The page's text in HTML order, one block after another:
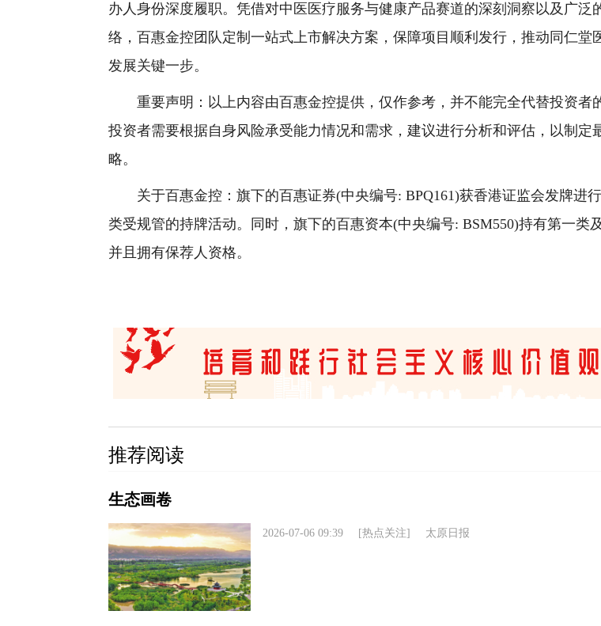
办人身份深度履职。凭借对中医医疗服务与健康产品赛道的深刻洞察以及广泛
络，百惠金控团队定制一站式上市解决方案，保障项目顺利发行，推动同仁堂
发展关键一步。
重要声明：以上内容由百惠金控提供，仅作参考，并不能完全代替投资者
投资者需要根据自身风险承受能力情况和需求，建议进行分析和评估，以制定
略。
关于百惠金控：旗下的百惠证券(中央编号: BPQ161)获香港证监会发牌进
类受规管的持牌活动。同时，旗下的百惠资本(中央编号: BSM550)持有第一类
并且拥有保荐人资格。
推荐阅读
生态画卷
2026-07-06 09:39 [热点关注] 太原日报